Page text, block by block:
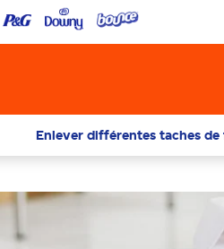
Enlever différentes taches